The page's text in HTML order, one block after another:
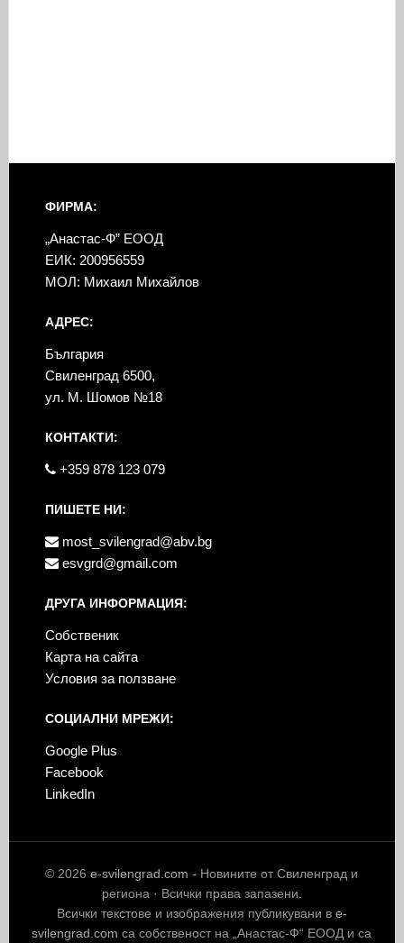
ФИРМА:
„Анастас-Ф” ЕООД
ЕИК: 200956559
МОЛ: Михаил Михайлов
АДРЕС:
България
Свиленград 6500,
ул. М. Шомов №18
КОНТАКТИ:
+359 878 123 079
ПИШЕТЕ НИ:
most_svilengrad@abv.bg
esvgrd@gmail.com
ДРУГА ИНФОРМАЦИЯ:
Собственик
Карта на сайта
Условия за ползване
СОЦИАЛНИ МРЕЖИ:
Google Plus
Facebook
LinkedIn
© 2026e-svilengrad.com - Новините от Свиленград и
региона · Всички права запазени.
Всички текстове и изображения публикувани в e-
svilengrad.com са собственост на „Анастас-Ф“ ЕООД и са